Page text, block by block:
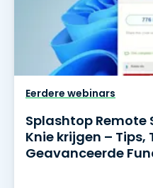
Eerdere webinars
Splashtop Remote
Knie krijgen – Tips,
Geavanceerde